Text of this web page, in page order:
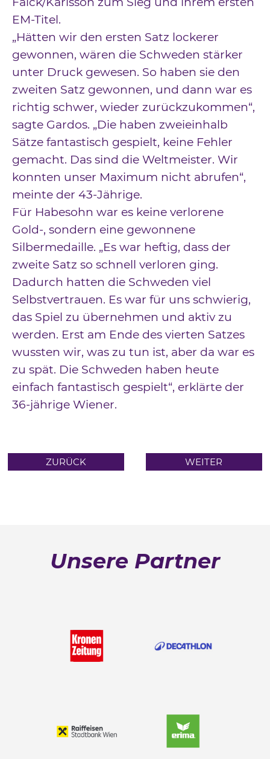
EM-Titel.
„Hätten wir den ersten Satz lockerer
gewonnen, wären die Schweden stärker
unter Druck gewesen. So haben sie den
zweiten Satz gewonnen, und dann war es
richtig schwer, wieder zurückzukommen“,
sagte Gardos. „Die haben zweieinhalb
Sätze fantastisch gespielt, keine Fehler
gemacht. Das sind die Weltmeister. Wir
konnten unser Maximum nicht abrufen“,
meinte der 43-Jährige.
Für Habesohn war es keine verlorene
Gold-, sondern eine gewonnene
Silbermedaille. „Es war heftig, dass der
zweite Satz so schnell verloren ging.
Dadurch hatten die Schweden viel
Selbstvertrauen. Es war für uns schwierig,
das Spiel zu übernehmen und aktiv zu
werden. Erst am Ende des vierten Satzes
wussten wir, was zu tun ist, aber da war es
zu spät. Die Schweden haben heute
einfach fantastisch gespielt“, erklärte der
36-jährige Wiener.
ZURÜCK WEITER
Unsere Partner